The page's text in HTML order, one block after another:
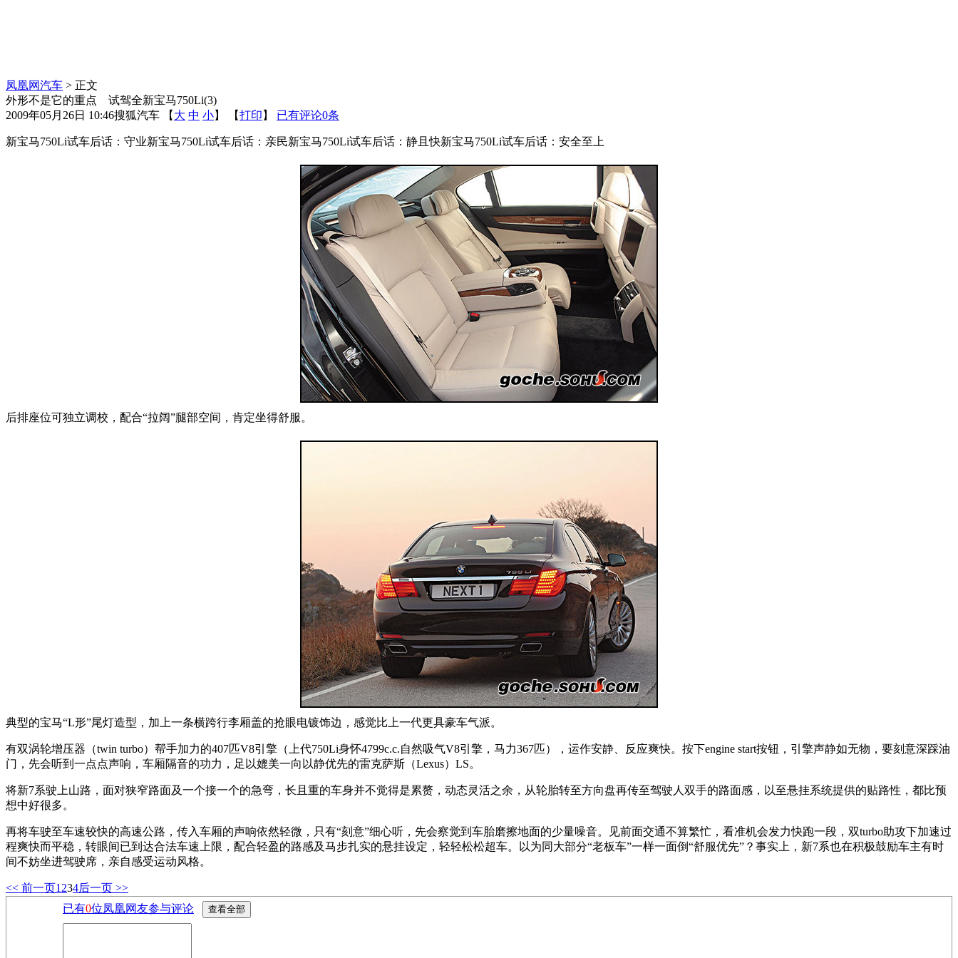
凤凰网汽车 > 正文
外形不是它的重点 试驾全新宝马750Li(3)
2009年05月26日 10:46搜狐汽车 【 大 中 小】 【打印 】 已有评论0条
新宝马750Li试车后话：守业新宝马750Li试车后话：亲民新宝马750Li试车后话：静且快新宝马750Li试车后话：安全至上
后排座位可独立调校，配合“拉阔”腿部空间，肯定坐得舒服。
典型的宝马“L形”尾灯造型，加上一条横跨行李厢盖的抢眼电镀饰边，感觉比上一代更具豪车气派。
有双涡轮增压器（twin turbo）帮手加力的407匹V8引擎（上代750Li身怀4799c.c.自然吸气V8引擎，马力367匹），运作安静、反应爽快。按下engine start按钮，引擎声静如无物，要刻意深踩油
门，先会听到一点点声响，车厢隔音的功力，足以媲美一向以静优先的雷克萨斯（Lexus）LS。
将新7系驶上山路，面对狭窄路面及一个接一个的急弯，长且重的车身并不觉得是累赘，动态灵活之余，从轮胎转至方向盘再传至驾驶人双手的路面感，以至悬挂系统提供的贴路性，都比预
想中好很多。
再将车驶至车速较快的高速公路，传入车厢的声响依然轻微，只有“刻意”细心听，先会察觉到车胎磨擦地面的少量噪音。见前面交通不算繁忙，看准机会发力快跑一段，双turbo助攻下加速过
程爽快而平稳，转眼间已到达合法车速上限，配合轻盈的路感及马步扎实的悬挂设定，轻轻松松超车。以为同大部分“老板车”一样一面倒“舒服优先”？事实上，新7系也在积极鼓励车主有时
间不妨坐进驾驶席，亲自感受运动风格。
<< 前一页1 234后一页 >>
已有0位凤凰网友参与评论